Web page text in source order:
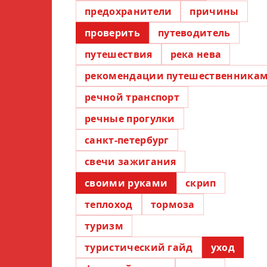
предохранители
причины
проверить
путеводитель
путешествия
река нева
рекомендации
речной транспорт
речные прогулки
санкт-петербург
свечи зажигания
своими руками
скрип
теплоход
тормоза
туризм
туристический гайд
уход